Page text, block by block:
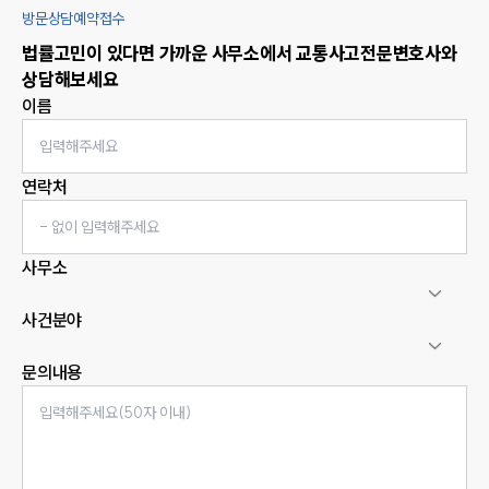
방문상담예약접수
법률고민이 있다면 가까운 사무소에서 교통사고전문변호사와
상담해보세요
이름
연락처
사무소
사건분야
문의내용